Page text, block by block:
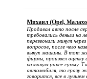
Михаил (Opel,
Продавал авто после
требовались деньги на
перезвонили минут
вопросов, после чего
выкуп машины. В тот же
фирмы, произвел
названую ранее сумму.
автомобиля, то сразу
говорится, все в лучшем